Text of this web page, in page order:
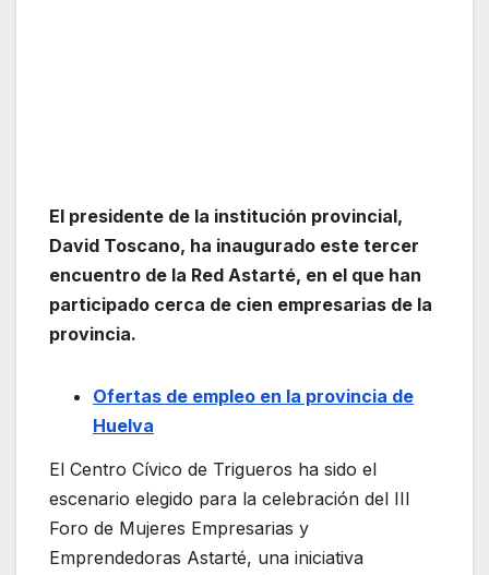
El presidente de la institución provincial,
David Toscano, ha inaugurado este tercer
encuentro de la Red Astarté, en el que han
participado cerca de cien empresarias de la
provincia.
Ofertas de empleo en la provincia de
Huelva
El Centro Cívico de Trigueros ha sido el
escenario elegido para la celebración del III
Foro de Mujeres Empresarias y
Emprendedoras Astarté, una iniciativa